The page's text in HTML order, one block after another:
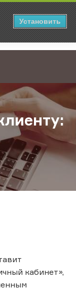
Установить
путь к клиенту: КСЭ
кабинет»,